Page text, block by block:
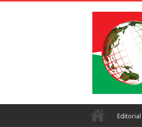
Editorial